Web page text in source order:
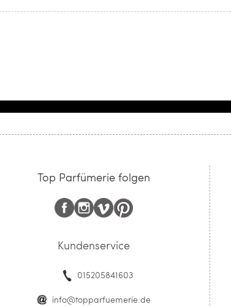
Top Parfümerie folgen
Kundenservice
015205841603
info@topparfuemerie.de